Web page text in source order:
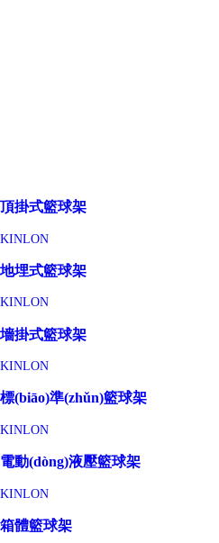
頂掛式籃球架
KINLON
地埋式籃球架
KINLON
墻掛式籃球架
KINLON
標(biāo)準(zhǔn)籃球架
KINLON
電動(dòng)液壓籃球架
KINLON
箱體籃球架